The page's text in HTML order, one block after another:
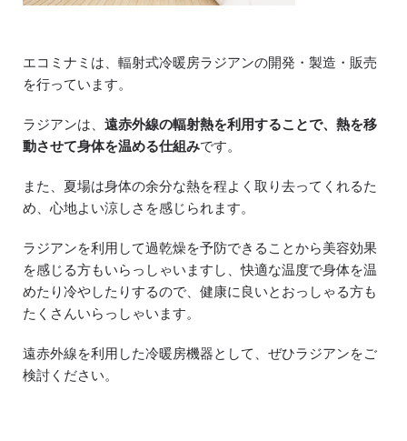
エコミナミは、輻射式冷暖房ラジアンの開発・製造・販売
を行っています。
ラジアンは、 遠赤外線の輻射熱を利用することで、熱を移
動させて身体を温める仕組みです。
また、夏場は身体の余分な熱を程よく取り去ってくれるた
め、心地よい涼しさを感じられます。
ラジアンを利用して過乾燥を予防できることから美容効果
を感じる方もいらっしゃいますし、快適な温度で身体を温
めたり冷やしたりするので、健康に良いとおっしゃる方も
たくさんいらっしゃいます。
遠赤外線を利用した冷暖房機器として、ぜひラジアンをご
検討ください。